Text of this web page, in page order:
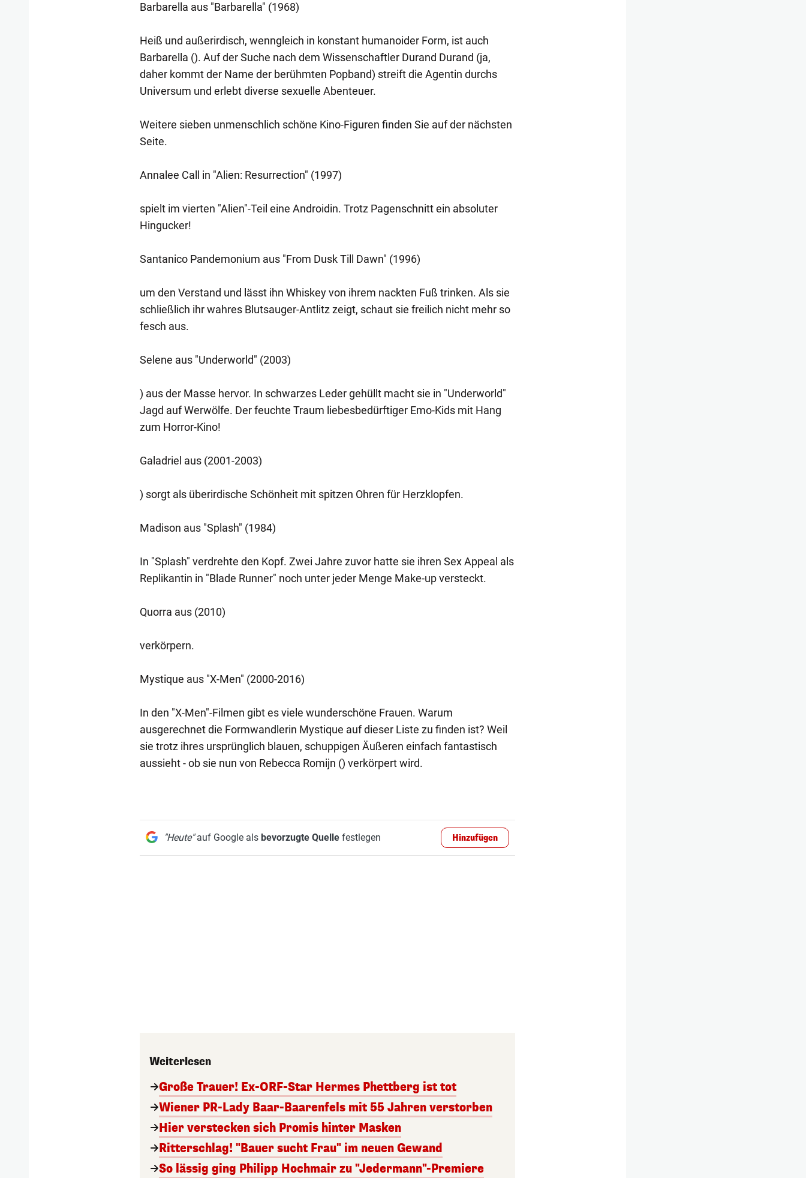
Barbarella aus "Barbarella" (1968)
Heiß und außerirdisch, wenngleich in konstant humanoider Form, ist auch
Barbarella (). Auf der Suche nach dem Wissenschaftler Durand Durand (ja,
daher kommt der Name der berühmten Popband) streift die Agentin durchs
Universum und erlebt diverse sexuelle Abenteuer.
Weitere sieben unmenschlich schöne Kino-Figuren finden Sie auf der nächsten
Seite.
Annalee Call in "Alien: Resurrection" (1997)
spielt im vierten "Alien"-Teil eine Androidin. Trotz Pagenschnitt ein absoluter
Hingucker!
Santanico Pandemonium aus "From Dusk Till Dawn" (1996)
um den Verstand und lässt ihn Whiskey von ihrem nackten Fuß trinken. Als sie
schließlich ihr wahres Blutsauger-Antlitz zeigt, schaut sie freilich nicht mehr so
fesch aus.
Selene aus "Underworld" (2003)
) aus der Masse hervor. In schwarzes Leder gehüllt macht sie in "Underworld"
Jagd auf Werwölfe. Der feuchte Traum liebesbedürftiger Emo-Kids mit Hang
zum Horror-Kino!
Galadriel aus (2001-2003)
) sorgt als überirdische Schönheit mit spitzen Ohren für Herzklopfen.
Madison aus "Splash" (1984)
In "Splash" verdrehte den Kopf. Zwei Jahre zuvor hatte sie ihren Sex Appeal als
Replikantin in "Blade Runner" noch unter jeder Menge Make-up versteckt.
Quorra aus (2010)
verkörpern.
Mystique aus "X-Men" (2000-2016)
In den "X-Men"-Filmen gibt es viele wunderschöne Frauen. Warum
ausgerechnet die Formwandlerin Mystique auf dieser Liste zu finden ist? Weil
sie trotz ihres ursprünglich blauen, schuppigen Äußeren einfach fantastisch
aussieht - ob sie nun von Rebecca Romijn () verkörpert wird.
"Heute"auf Google als bevorzugte Quellefestlegen Hinzufügen
Weiterlesen
Große Trauer! Ex-ORF-Star Hermes Phettberg ist tot
Wiener PR-Lady Baar-Baarenfels mit 55 Jahren verstorben
Hier verstecken sich Promis hinter Masken
Ritterschlag! "Bauer sucht Frau" im neuen Gewand
So lässig ging Philipp Hochmair zu "Jedermann"-Premiere